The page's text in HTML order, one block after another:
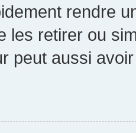
rendre
les retirer ou
peut aussi